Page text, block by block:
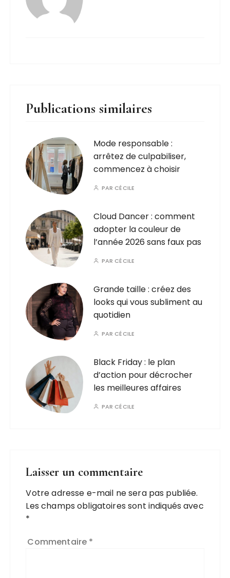
Publications similaires
Mode responsable :
arrêtez de culpabiliser,
commencez à choisir
PAR CÉCILE
Cloud Dancer : comment
adopter la couleur de
l’année 2026 sans faux pas
PAR CÉCILE
Grande taille : créez des
looks qui vous subliment au
quotidien
PAR CÉCILE
Black Friday : le plan
d’action pour décrocher
les meilleures affaires
PAR CÉCILE
Laisser un commentaire
Votre adresse e-mail ne sera pas publiée.
Les champs obligatoires sont indiqués avec
*
Commentaire *